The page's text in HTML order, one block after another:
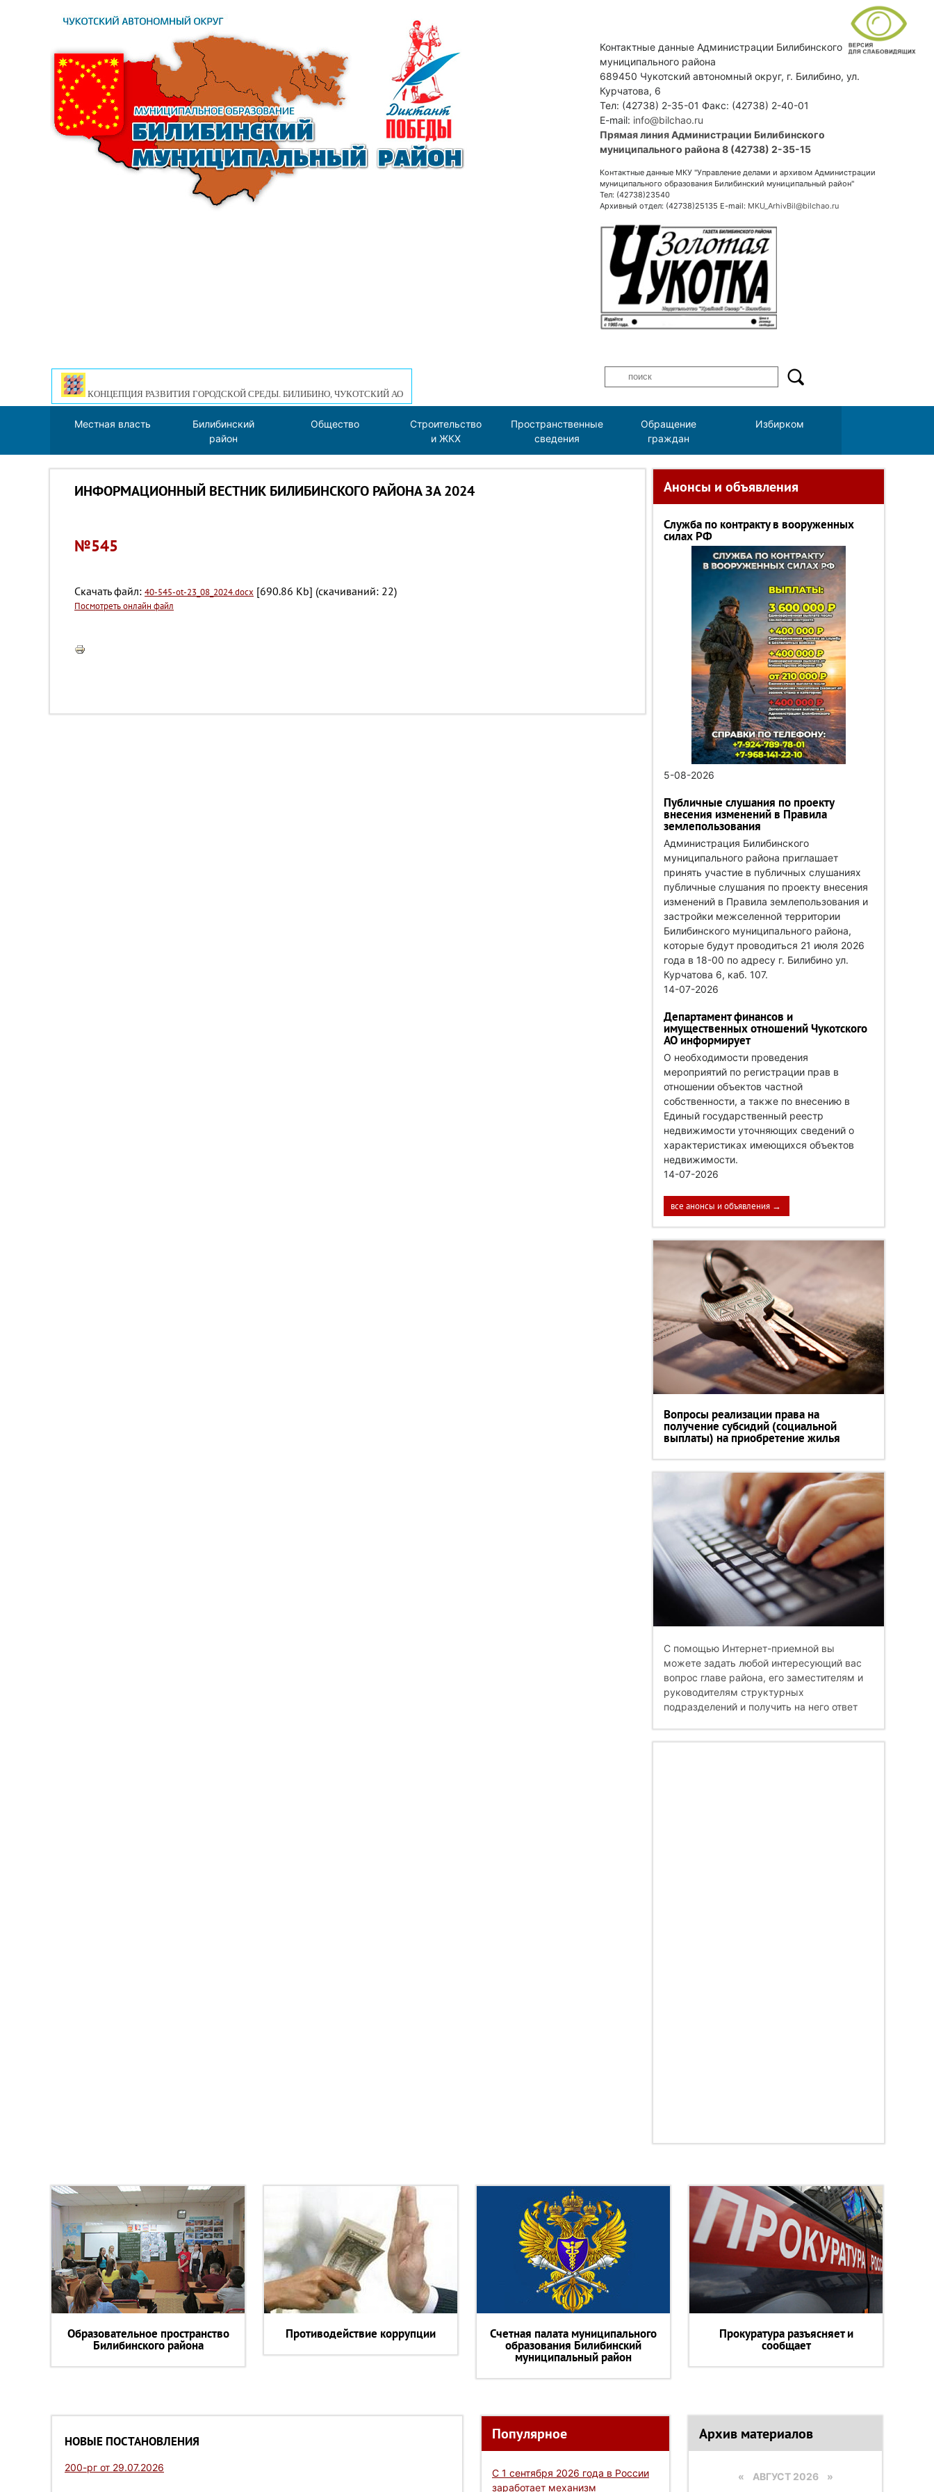
Контактные данные Администрации Билибинского
муниципального района
689450 Чукотский автономный округ, г. Билибино, ул.
Курчатова, 6
Тел: (42738) 2-35-01 Факс: (42738) 2-40-01
E-mail: info@bilchao.ru
Прямая линия Администрации Билибинского
муниципального района 8 (42738) 2-35-15
Контактные данные МКУ "Управление делами и архивом Администрации
муниципального образования Билибинский муниципальный район"
Тел: (42738)23540
Архивный отдел: (42738)25135 E-mail: MKU_ArhivBil@bilchao.ru
КОНЦЕПЦИЯ РАЗВИТИЯ ГОРОДСКОЙ СРЕДЫ. БИЛИБИНО, ЧУКОТСКИЙ АО
Местная власть
Билибинский
район
Общество
Строительство
и ЖКХ
Пространственные
сведения
Обращение
граждан
Избирком
ИНФОРМАЦИОННЫЙ ВЕСТНИК БИЛИБИНСКОГО РАЙОНА ЗА 2024
№545
Скачать файл: 40-545-ot-23_08_2024.docx [690.86 Kb] (cкачиваний: 22)
Посмотреть онлайн файл
Анонсы и объявления
Служба по контракту в вооруженных
силах РФ
5-08-2026
Публичные слушания по проекту
внесения изменений в Правила
землепользования
Администрация Билибинского
муниципального района приглашает
принять участие в публичных слушаниях
публичные слушания по проекту внесения
изменений в Правила землепользования и
застройки межселенной территории
Билибинского муниципального района,
которые будут проводиться 21 июля 2026
года в 18-00 по адресу г. Билибино ул.
Курчатова 6, каб. 107.
14-07-2026
Департамент финансов и
имущественных отношений Чукотского
АО информирует
О необходимости проведения
мероприятий по регистрации прав в
отношении объектов частной
собственности, а также по внесению в
Единый государственный реестр
недвижимости уточняющих сведений о
характеристиках имеющихся объектов
недвижимости.
14-07-2026
все анонсы и объявления →
Вопросы реализации права на
получение субсидий (социальной
выплаты) на приобретение жилья
С помощью Интернет-приемной вы
можете задать любой интересующий вас
вопрос главе района, его заместителям и
руководителям структурных
подразделений и получить на него ответ
Образовательное пространство
Билибинского района
Противодействие коррупции Счетная палата муниципального
образования Билибинский
муниципальный район
Прокуратура разъясняет и
сообщает
НОВЫЕ ПОСТАНОВЛЕНИЯ
200-рг от 29.07.2026
Популярное
С 1 сентября 2026 года в России
заработает механизм
Архив материалов
« АВГУСТ 2026 »